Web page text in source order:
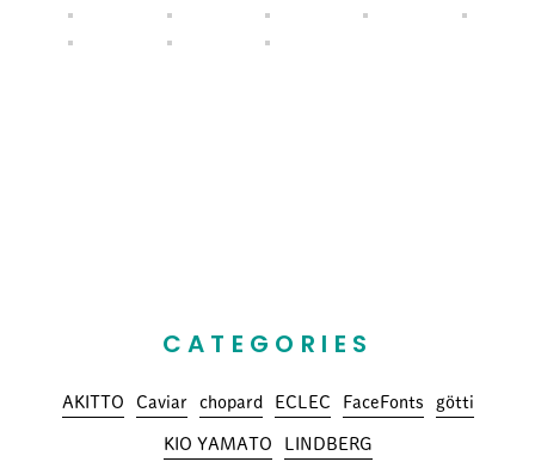
CATEGORIES
AKITTO Caviar chopard ECLEC FaceFonts götti
KIO YAMATO LINDBERG